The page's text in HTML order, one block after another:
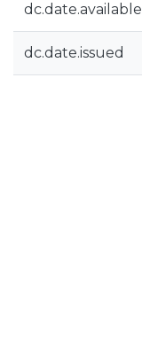
dc.date.available
dc.date.issued